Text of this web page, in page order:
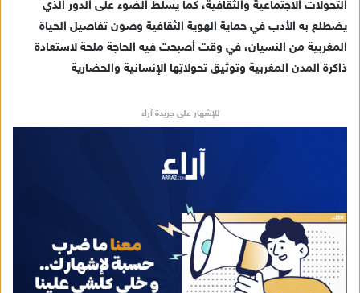
التحولات الاجتماعية والثقافية، كما يسلط الضوء على الدور الذي
يضطلع به الأدب في حماية الهوية الثقافية وصون تفاصيل الحياة
المغربية من النسيان، في وقت أصبحت فيه الحاجة ملحة لاستعادة
ذاكرة المدن المغربية وتوثيق تحولاتِها الإنسانية والحضارية
للإشهار على جريدة آراء